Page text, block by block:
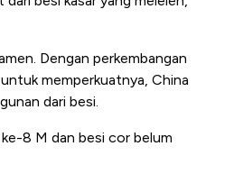
Dengan perkembangan
memperkuatnya, China
dari besi.
8 M dan besi cor belum